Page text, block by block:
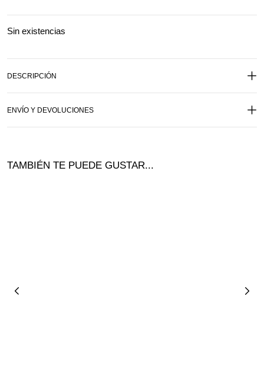
Sin existencias
DESCRIPCIÓN
ENVÍO Y DEVOLUCIONES
TAMBIÉN TE PUEDE GUSTAR...